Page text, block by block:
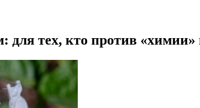
тех, кто против «химии»